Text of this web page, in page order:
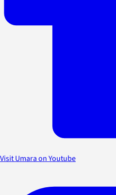
Visit Umara on Youtube